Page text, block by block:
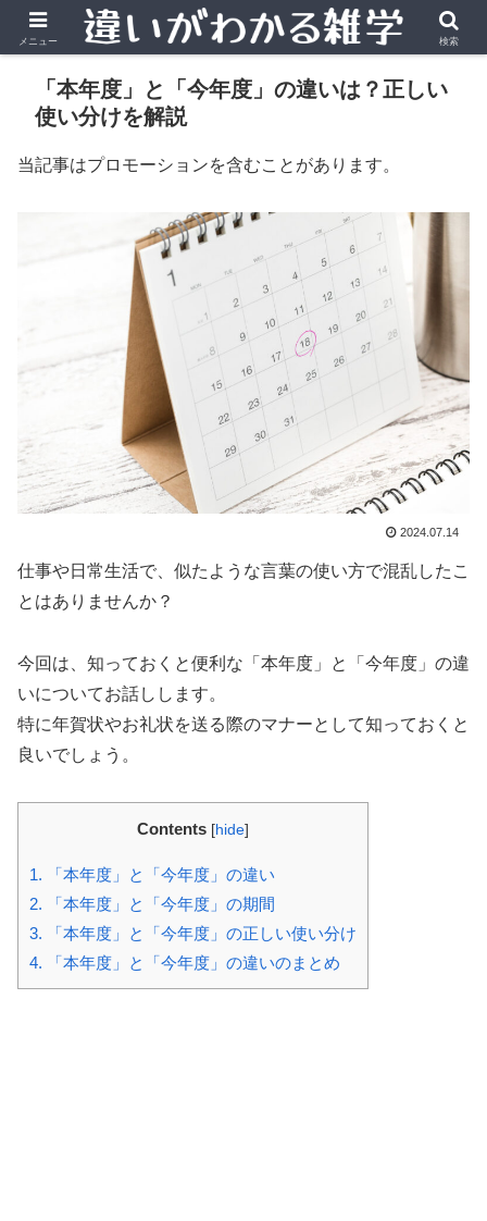
「本年度」と「今年度」の違いは？正しい
使い分けを解説
当記事はプロモーションを含むことがあります。
2024.07.14
仕事や日常生活で、似たような言葉の使い方で混乱したこ
とはありませんか？
今回は、知っておくと便利な「本年度」と「今年度」の違
いについてお話しします。
特に年賀状やお礼状を送る際のマナーとして知っておくと
良いでしょう。
Contents [hide]
1. 「本年度」と「今年度」の違い
2. 「本年度」と「今年度」の期間
3. 「本年度」と「今年度」の正しい使い分け
4. 「本年度」と「今年度」の違いのまとめ
メニュー 検索